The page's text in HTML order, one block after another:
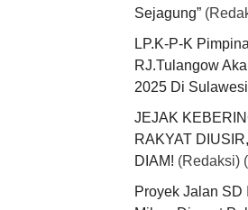
Sejagung”
LP.K-P-K
RJ.Tulangow
2025 Di
JEJAK
RAKYAT
DIAM! (Redaksi)
Proyek Jalan SD